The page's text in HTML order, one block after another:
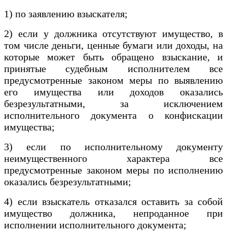
1) по заявлению взыскателя;
2) если у должника отсутствуют имущество, в
том числе деньги, ценные бумаги или доходы, на
которые может быть обращено взыскание, и
принятые судебным исполнителем все
предусмотренные законом меры по выявлению
его имущества или доходов оказались
безрезультатными, за исключением
исполнительного документа о конфискации
имущества;
3) если по исполнительному документу
неимущественного характера все
предусмотренные законом меры по исполнению
оказались безрезультатными;
4) если взыскатель отказался оставить за собой
имущество должника, непроданное при
исполнении исполнительного документа;